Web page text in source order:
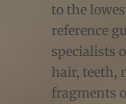
to the
reference
specialists
hair, teeth,
fragments